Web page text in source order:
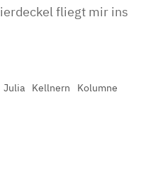
fliegt mir ins
Julia Kellnern Kolumne